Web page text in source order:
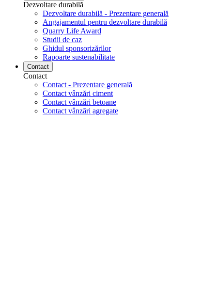
Dezvoltare durabilă
Dezvoltare durabilă - Prezentare generală
Angajamentul pentru dezvoltare durabilă
Quarry Life Award
Studii de caz
Ghidul sponsorizărilor
Rapoarte sustenabilitate
Contact
Contact
Contact - Prezentare generală
Contact vânzări ciment
Contact vânzări betoane
Contact vânzări agregate